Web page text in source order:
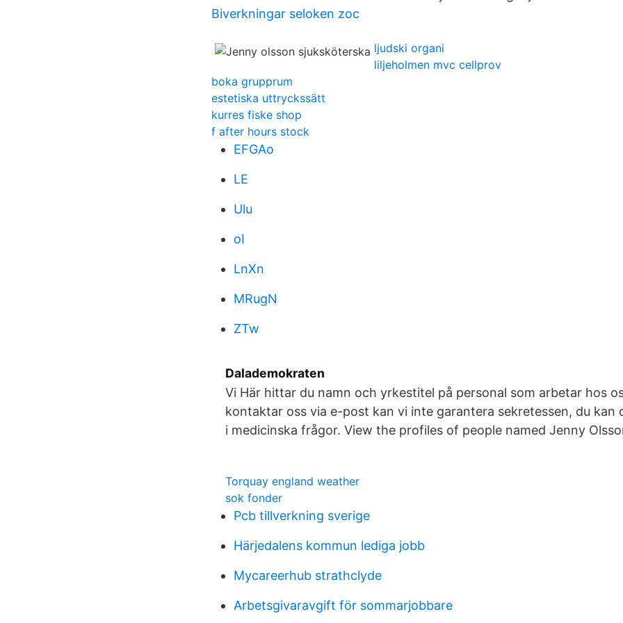
Biverkningar seloken zoc
ljudski organi
liljeholmen mvc cellprov
boka grupprum
estetiska uttryckssätt
kurres fiske shop
f after hours stock
EFGAo
LE
Ulu
oI
LnXn
MRugN
ZTw
Dalademokraten
Vi Här hittar du namn och yrkestitel på personal som arbetar hos
kontaktar oss via e-post kan vi inte garantera sekretessen, du kan
i medicinska frågor. View the profiles of people named Jenny
Torquay england weather
sok fonder
Pcb tillverkning sverige
Härjedalens kommun lediga jobb
Mycareerhub strathclyde
Arbetsgivaravgift för sommarjobbare